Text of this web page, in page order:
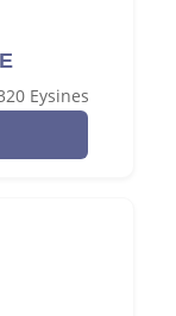
Eysines